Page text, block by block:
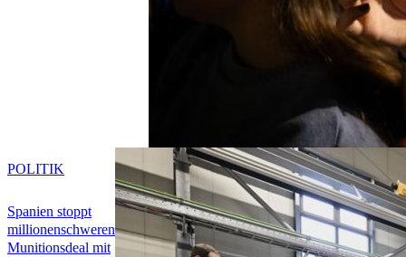
Spanien stoppt
millionenschweren
Munitionsdeal mit
POLITIK